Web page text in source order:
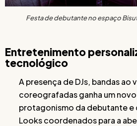
Festa de debutante no espaço
Entretenimento
tecnológico
A presença de DJs, bandas
coreografadas ganha um
protagonismo da debutante e
Looks coordenados para a